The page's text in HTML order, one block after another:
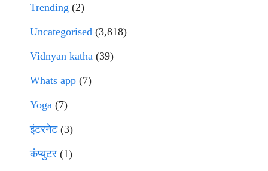
Trending (2)
Uncategorised (3,818)
Vidnyan katha (39)
Whats app (7)
Yoga (7)
इंटरनेट(3)
कंप्युटर (1)